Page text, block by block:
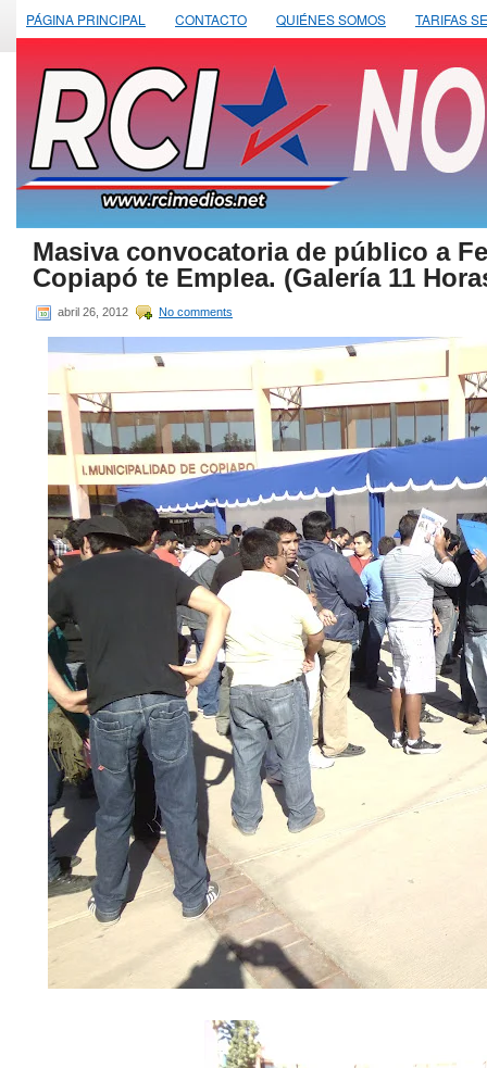
PÁGINA PRINCIPAL CONTACTO QUIÉNES SOMOS TARIFAS
Masiva convocatoria de público a
Copiapó te Emplea. (Galería 11
abril 26, 2012 No comments